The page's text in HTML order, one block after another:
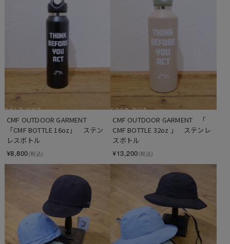
SOLD OUT
CMF OUTDOOR GARMENT
「CMF BOTTLE 16oz」　ステン
レスボトル
¥8,800(税込)
SOLD OUT
CMF OUTDOOR GARMENT　「
CMF BOTTLE 32oz 」　ステンレ
スボトル
¥13,200(税込)